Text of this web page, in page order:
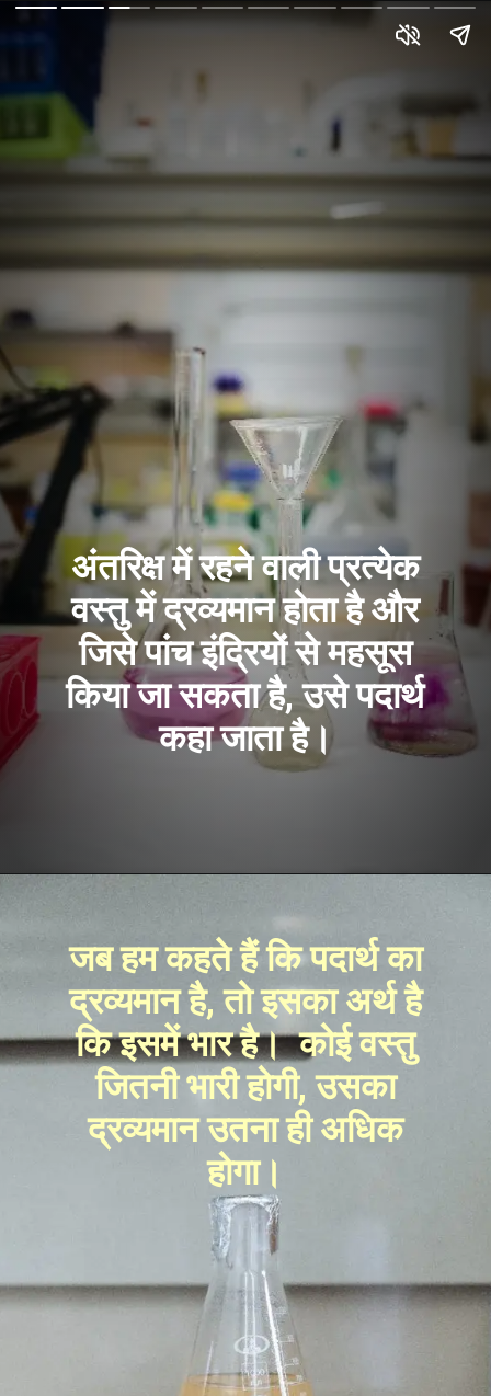
अंतरिक्ष में रहने वाली प्रत्येक
वस्तु में द्रव्यमान होता है और
जिसे पांच इंद्रियों से महसूस
किया जा सकता है, उसे पदार्थ
कहा जाता है।
जब हम कहते हैं कि पदार्थ का
द्रव्यमान है, तो इसका अर्थ है
कि इसमें भार है। कोई वस्तु
जितनी भारी होगी, उसका
द्रव्यमान उतना ही अधिक
होगा।